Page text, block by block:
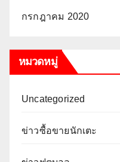
กรกฎาคม 2020
หมวดหมู่
Uncategorized
ข่าวซื้อขายนักเตะ